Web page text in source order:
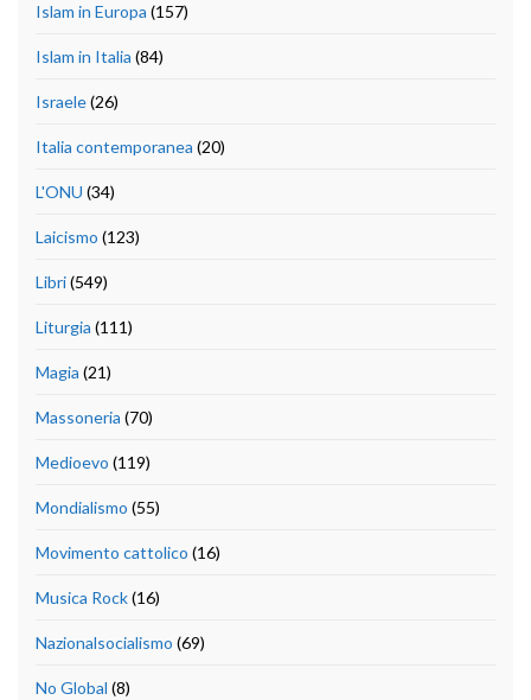
Islam in Europa (157)
Islam in Italia (84)
Israele(26)
Italia contemporanea (20)
L'ONU (34)
Laicismo (123)
Libri(549)
Liturgia (111)
Magia (21)
Massoneria (70)
Medioevo (119)
Mondialismo (55)
Movimento cattolico (16)
Musica Rock(16)
Nazionalsocialismo (69)
No Global (8)